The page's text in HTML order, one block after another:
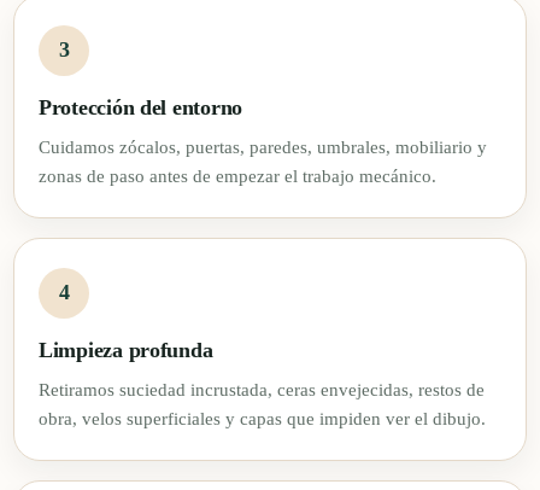
Protección del entorno
Cuidamos zócalos, puertas, paredes, umbrales, mobiliario y
zonas de paso antes de empezar el trabajo mecánico.
Limpieza profunda
Retiramos suciedad incrustada, ceras envejecidas, restos de
obra, velos superficiales y capas que impiden ver el dibujo.